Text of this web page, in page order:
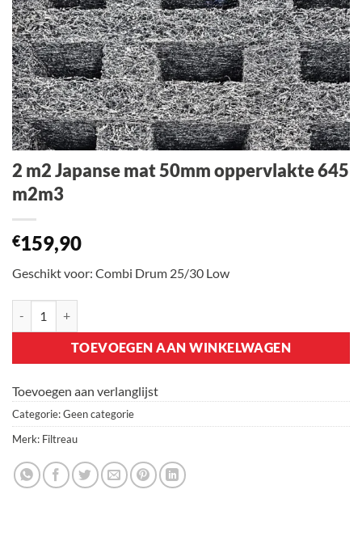
2 m2 Japanse mat 50mm oppervlakte 645
m2m3
€159,90
Geschikt voor: Combi Drum 25/30 Low
TOEVOEGEN AAN WINKELWAGEN
Toevoegen aan verlanglijst
Categorie:Geen categorie
Merk: Filtreau